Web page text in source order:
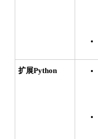
扩展Python